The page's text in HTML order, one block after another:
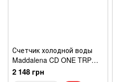
Счетчик холодной воды
Maddalena CD ONE TRP
DN15
2 148 грн